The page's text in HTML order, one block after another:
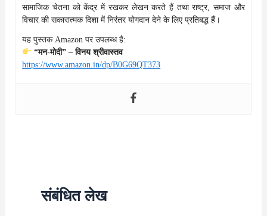
सामाजिक चेतना को केंद्र में रखकर लेखन करते हैं तथा राष्ट्र, समाज और
विचार की सकारात्मक दिशा में निरंतर योगदान देने के लिए प्रतिबद्ध हैं।
यह पुस्तक Amazon पर उपलब्ध है:
“मन-मोदी” – विनय श्रीवास्तव
https://www.amazon.in/dp/B0G69QT373
संबंधित लेख